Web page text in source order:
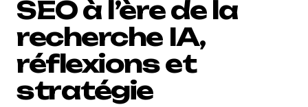
SEO à l’ère de la
recherche IA,
réflexions et
stratégie